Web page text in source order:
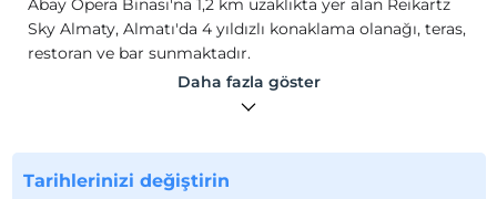
Abay Opera Binası'na 1,2 km uzaklıkta yer alan Reikartz
Sky Almaty, Almatı'da 4 yıldızlı konaklama olanağı, teras,
restoran ve bar sunmaktadır.
Tesiste 24 saat açık resepsiyon, havaalanı transferleri, oda
servisi ve ücretsiz Wi-Fi erişimi sunulur.
TV ve duşlu özel banyo vardır.
Tesis lokasyon bilgileri
Daha fazla göster
Tarihlerinizi değiştirin